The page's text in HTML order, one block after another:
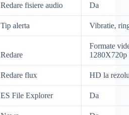
Redare fisiere audio Da
Tip alerta Vibratie,
Redare
Formate
1280X720p
Redare flux HD la
ES File Explorer Da